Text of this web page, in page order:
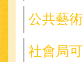
公共藝
社會局